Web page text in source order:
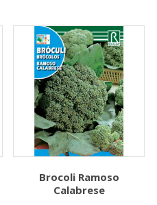
Brocoli Ramoso
Calabrese